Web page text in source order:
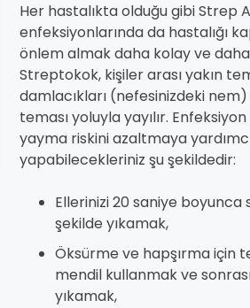
Her hastalıkta olduğu gibi Strep A
enfeksiyonlarında da hastalığı
önlem almak daha kolay ve daha
Streptokok, kişiler arası yakın
damlacıkları (nefesinizdeki
teması yoluyla yayılır.
yayma riskini azaltmaya
yapabilecekleriniz şu şekildedir:
Ellerinizi 20 saniye boyunca
şekilde yıkamak,
Öksürme ve hapşırma için
mendil kullanmak ve
yıkamak,